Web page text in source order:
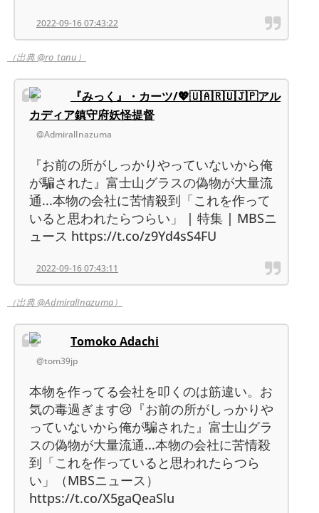
2022-09-16 07:43:22
（出典 @ro_tanu）
『みっく』・カーツ/💖🇺🇦🇷🇺🇯🇵アル
カディア鎮守府妖怪提督
@AdmiralInazuma
『お前の所がしっかりやっていないから俺
が騙された』富士山グラスの偽物が大量流
通...本物の会社に苦情殺到「これを作って
いると思われたらつらい」 | 特集 | MBSニ
ュース https://t.co/z9Yd4sS4FU
2022-09-16 07:43:11
（出典 @AdmiralInazuma）
Tomoko Adachi
@tom39jp
本物を作ってる会社を叩くのは筋違い。お
気の毒過ぎます😢『お前の所がしっかりや
っていないから俺が騙された』富士山グラ
スの偽物が大量流通...本物の会社に苦情殺
到「これを作っていると思われたらつら
い」（MBSニュース）
https://t.co/X5gaQeaSlu